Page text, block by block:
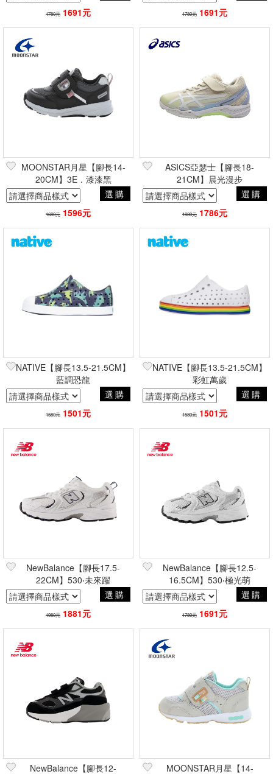
1780元 1691元 1780元 1691元
MOONSTAR月星【腳長14-
20CM】3E．漆漆黑
選購
1680元 1596元
ASICS亞瑟士【腳長18-
21CM】晨光漫步
選購
1880元 1786元
NATIVE【腳長13.5-21.5CM】
藍調恐龍
選購
1580元 1501元
NATIVE【腳長13.5-21.5CM】
彩虹萬歲
選購
1580元 1501元
NewBalance【腳長17.5-
22CM】530‧未來躍
選購
1980元 1881元
NewBalance【腳長12.5-
16.5CM】530‧極光萌
選購
1780元 1691元
NewBalance【腳長12- MOONSTAR月星【14-